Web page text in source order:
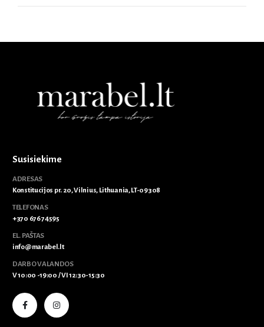
Susisiekime
ADRESAS
Konstitucijos pr. 20, Vilnius, Lithuania, LT-09308
TELEFONAS
+370 676 74595
EL. PAŠTAS
info@marabel.lt
DARBO VALANDOS
V 10:00 -19:00 / VI 12:30-15:30